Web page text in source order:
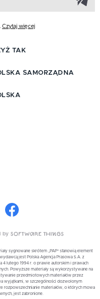
Czytaj więcej
TAK
SAMORZĄDNA
by
sygnowane skrótem „PAP” stanowią element
jest Polska Agencja Prasowa S.A. z
4 lutego 1994 r. o prawie autorskim i prawach
Powyższe materiały są wykorzystywane na
przedmiotowych materiałów przez
wyjątkami, w szczególności dozwolonym
rozpowszechnianie materiałów, o których mowa
jest zabronione.